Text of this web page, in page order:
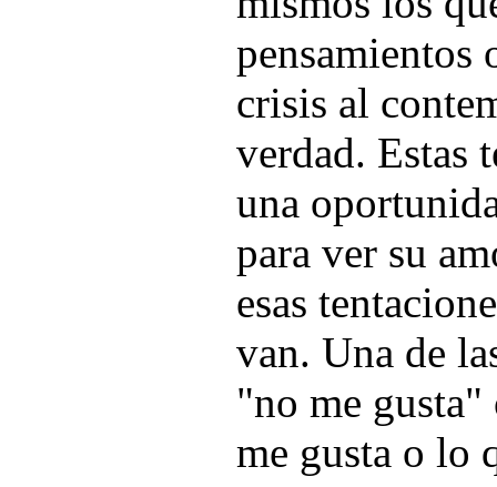
pensamientos
crisis al
verdad. Estas
una
para ver su
esas
van. Una de
"no me
me gusta o lo